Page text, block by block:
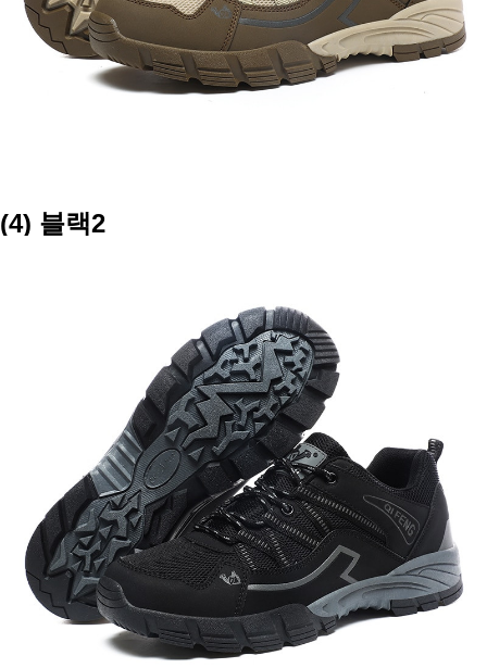
(4) 블랙2